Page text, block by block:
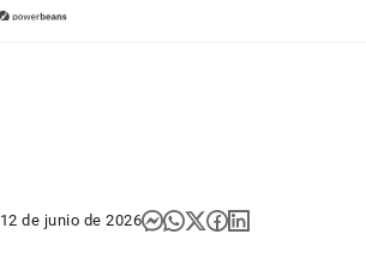
12 de junio de 2026